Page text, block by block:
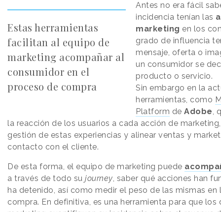
Estas herramientas
facilitan al equipo de
marketing acompañar al
consumidor en el
proceso de compra
Antes no era fácil
incidencia tenían las
marketing en los
grado de influencia
mensaje, oferta o
un consumidor se
producto o servicio.
Sin embargo en la
herramientas, como
Platform de Adobe,
la reacción de los usuarios a cada acción de
gestión de estas experiencias y alinear ventas y
contacto con el cliente.
De esta forma, el equipo de marketing puede
a través de todo su journey, saber qué acciones han
ha detenido, así como medir el peso de las mismas en
compra. En definitiva, es una herramienta para que